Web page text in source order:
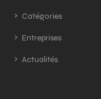
Catégories
Entreprises
Actualités